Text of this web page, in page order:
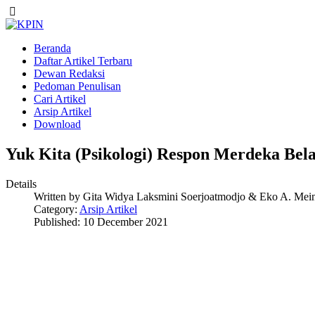
Beranda
Daftar Artikel Terbaru
Dewan Redaksi
Pedoman Penulisan
Cari Artikel
Arsip Artikel
Download
Yuk Kita (Psikologi) Respon Merdeka
Details
Written by Gita Widya Laksmini Soerjoatmodjo & Eko A.
Category: Arsip Artikel
Published: 10 December 2021